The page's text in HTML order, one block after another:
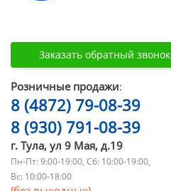
Заказать обратный звонок
Розничные продажи:
8 (4872) 79-08-39
8 (930) 791-08-39
г. Тула, ул 9 Мая, д.19
Пн-Пт: 9:00-19:00, Сб: 10:00-19:00,
Вс: 10:00-18:00